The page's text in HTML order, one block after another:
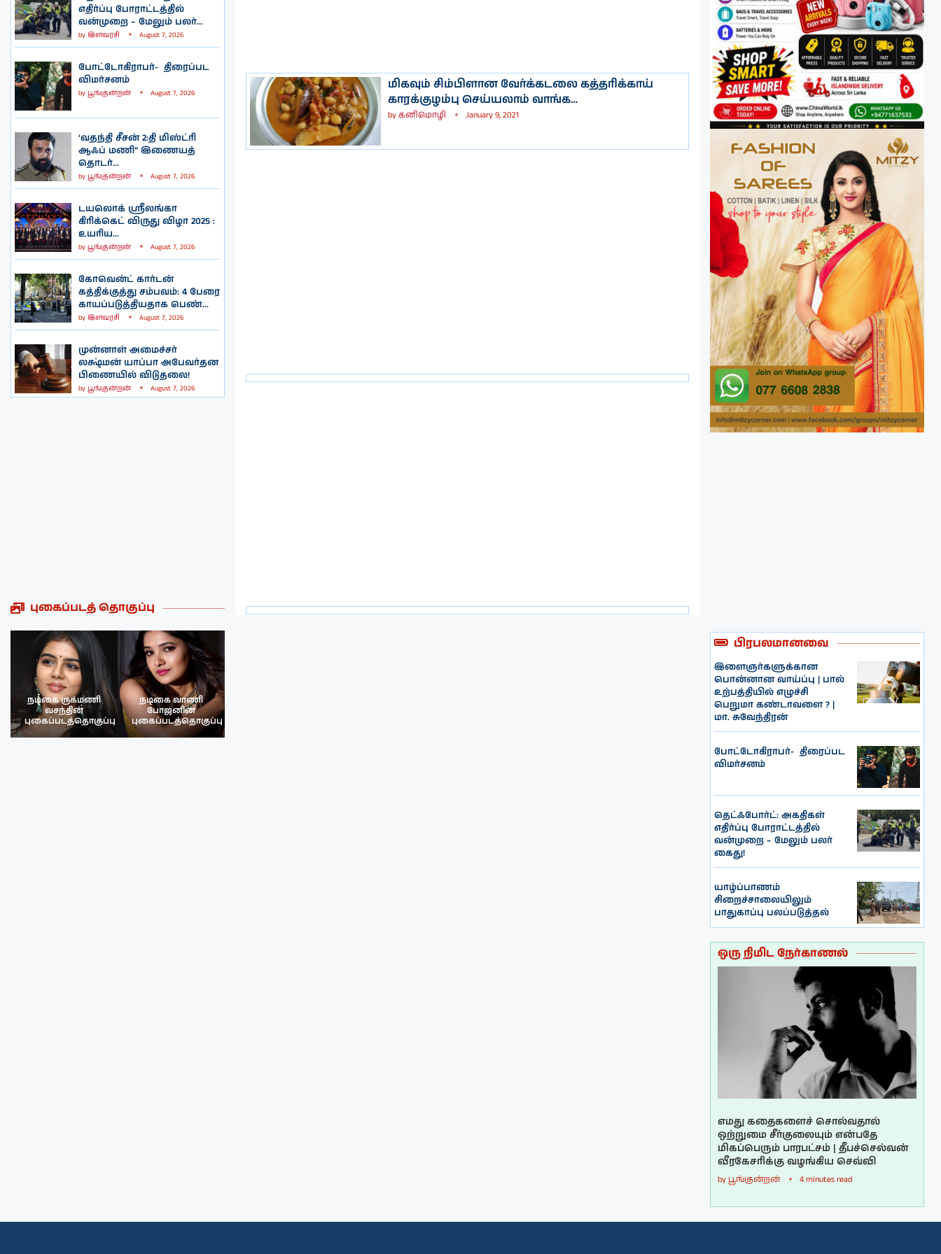
எதிர்ப்பு போராட்டத்தில்
வன்முறை – மேலும் பலர்...
by இளவரசி August 7, 2026
போட்டோகிராபர்- ‌ திரைப்பட
விமர்சனம்
by பூங்குன்றன் August 7, 2026
‘வதந்தி சீசன் 2:தி மிஸ்ட்ரி
ஆஃப் மணி” இணையத்
தொடர்...
by பூங்குன்றன் August 7, 2026
டயலொக் ஸ்ரீலங்கா
கிரிக்கெட் விருது விழா 2025 :
உயரிய...
by பூங்குன்றன் August 7, 2026
கோவென்ட் கார்டன்
கத்திக்குத்து சம்பவம்: 4 பேரை
காயப்படுத்தியதாக பெண்...
by இளவரசி August 7, 2026
முன்னாள் அமைச்சர்
லக்ஷ்மன் யாப்பா அபேவர்தன
பிணையில் விடுதலை!
by பூங்குன்றன் August 7, 2026
புகைப்படத் தொகுப்பு
நடிகை ருக்மணி
வசந்தின்
புகைப்படத்தொகுப்பு
நடிகை வாணி
போஜனின்
புகைப்படத்தொகுப்பு
மிகவும் சிம்பிளான வேர்க்கடலை கத்தரிக்காய்
காரக்குழம்பு செய்யலாம் வாங்க…
byகனிமொழி January 9, 2021
பிரபலமானவை
இளைஞர்களுக்கான
பொன்னான வாய்ப்பு | பால்
உற்பத்தியில் எழுச்சி
பெறுமா கண்டாவளை ? |
மா. சுவேந்திரன்
போட்டோகிராபர்- ‌ திரைப்பட
விமர்சனம்
தெட்ஃபோர்ட்: அகதிகள்
எதிர்ப்பு போராட்டத்தில்
வன்முறை – மேலும் பலர்
கைது!
யாழ்ப்பாணம்
சிறைச்சாலையிலும்
பாதுகாப்பு பலப்படுத்தல்
ஒரு நிமிட நேர்காணல்
எமது கதைகளைச் சொல்வதால்
ஒற்றுமை சீர்குலையும் என்பதே
மிகப்பெரும் பாரபட்சம் | தீபச்செல்வன்
வீரகேசரிக்கு வழங்கிய செவ்வி
by பூங்குன்றன் 4 minutes read